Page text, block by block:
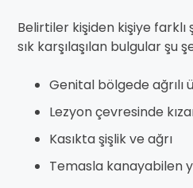
Belirtiler kişiden kişiye
sık karşılaşılan bulgular şu
Genital bölgede ağrılı
Lezyon çevresinde
Kasıkta şişlik ve ağrı
Temasla kanayabilen